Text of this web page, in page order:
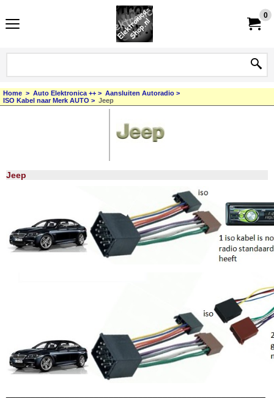
0
Home > Auto Elektronica ++ > Aansluiten Autoradio >
ISO Kabel naar Merk AUTO > Jeep
Jeep